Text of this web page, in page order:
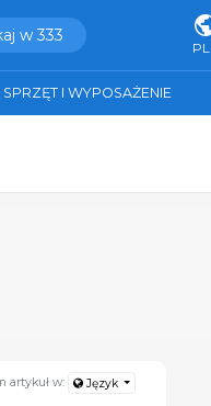
w 333
PL
SPRZĘT I WYPOSAŻENIE
artykuł w: Język